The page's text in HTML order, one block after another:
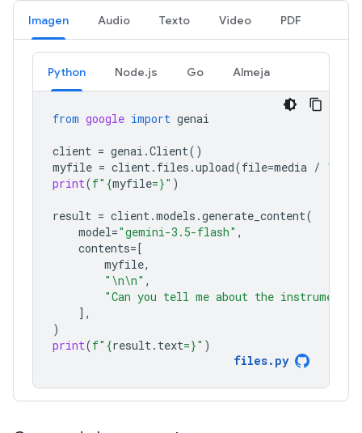
Imagen Audio Texto Video PDF
Python Node.js Go Almeja
from google import genai
client = genai .Client()
myfile = client. files .upload(file=media /
print(f" {myfile=}" )
result = client.models .generate_content(
model="gemini-3.5-flash" ,
contents=[
myfile,
" \n\n" ,
"Can you tell me about the
],
)
print(f" {result. text=}" )
files. py